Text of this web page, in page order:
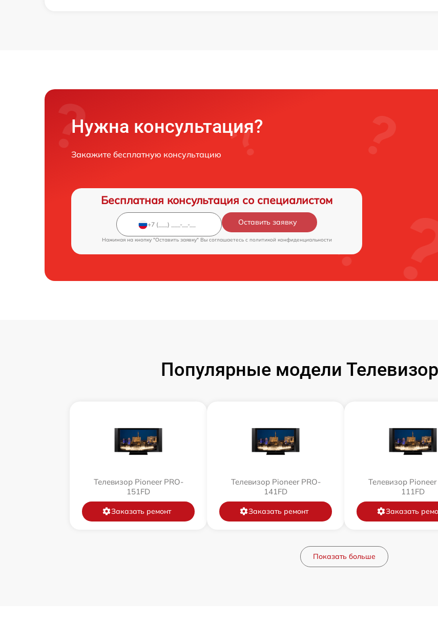
Нужна консультация?
Закажите бесплатную консультацию
Бесплатная консультация со специалистом
Оставить заявку
Нажимая на кнопку "Оставить заявку" Вы соглашаетесь c политикой конфиденциальности
Популярные модели
Телевизор Pioneer PRO-
151FD
Заказать ремонт
Телевизор Pioneer PRO-
141FD
Заказать ремонт
Телевизор
111FD
Заказать
Показать больше